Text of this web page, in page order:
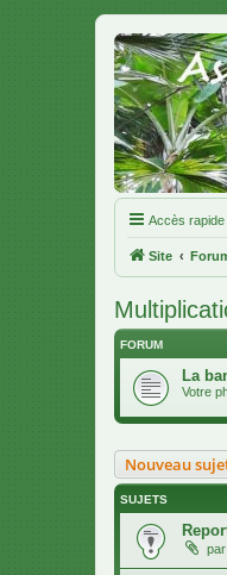
Accès rapide
Site
FORUM
La
Votre
Nouveau
SUJETS
par